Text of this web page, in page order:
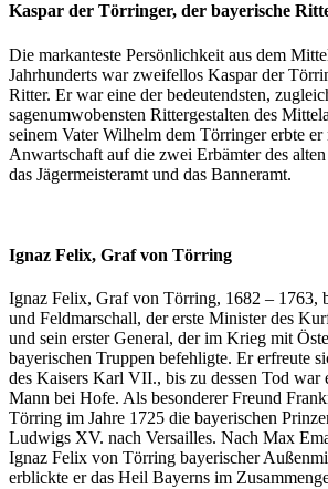
Kaspar der Törringer, der bayerische
Die markanteste Persönlichkeit aus dem
Jahrhunderts war zweifellos Kaspar der
Ritter. Er war eine der bedeutendsten,
sagenumwobensten Rittergestalten des
seinem Vater Wilhelm dem Törringer erbte er
Anwartschaft auf die zwei Erbämter des
das Jägermeisteramt und das Banneramt.
Ignaz Felix, Graf von Törring
Ignaz Felix, Graf von Törring, 1682 – 1763,
und Feldmarschall, der erste Minister des
und sein erster General, der im Krieg mit
bayerischen Truppen befehligte. Er erfreute
des Kaisers Karl VII., bis zu dessen Tod war
Mann bei Hofe. Als besonderer Freund
Törring im Jahre 1725 die bayerischen
Ludwigs XV. nach Versailles. Nach Max
Ignaz Felix von Törring bayerischer
erblickte er das Heil Bayerns im